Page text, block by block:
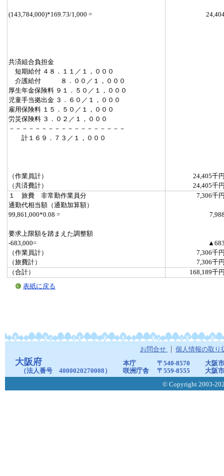
(143,784,000)*169.73/1,000 =
共済組合負担金
短期給付 ４８．１１／１，０００
介護給付 ８．００／１，０００
厚生年金保険料 ９１．５０／１，０００
児童手当拠出金 ３．６０／１，０００
雇用保険料 １５．５０／１，０００
労災保険料 ３．０２／１，０００
－－－－－－－－－－－－－－－－－－
計１６９．７３／１，０００
（作業員計）
24,405千
（共済費計）
24,405千
１ 旅費 非常勤作業員分
7,306千
通勤代相当額（通勤加算額）
99,861,000*0.08 =
要求上限額を踏まえた調整額
-683,000=
（作業員計）
7,306千
（旅費計）
7,306千
（合計）
168,189千
表紙に戻る
お問合せ 個人情報の取り
大阪府
（法人番号 4000020270008）
本庁 〒540-8570
大阪
咲洲庁舎
〒559-8555
大阪
© Copyright 2003-